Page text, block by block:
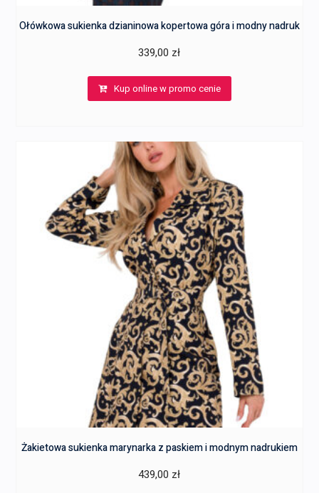
Ołówkowa sukienka dzianinowa kopertowa góra i modny nadruk
339,00 zł
Kup online w promo cenie
Żakietowa sukienka marynarka z paskiem i modnym nadrukiem
439,00 zł